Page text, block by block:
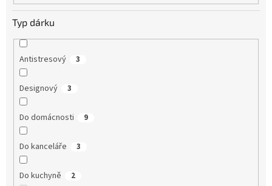
Typ dárku
Antistresový 3
Designový 3
Do domácnosti 9
Do kanceláře 3
Do kuchyně 2